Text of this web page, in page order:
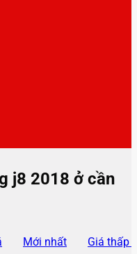
j8 2018 ở cần
Mới nhất Giá thấp